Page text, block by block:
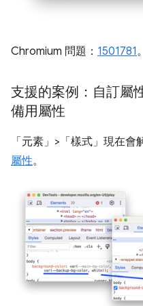
Chromium 問題： 1501781。
支援的案例：自訂屬
備用屬性
「元素」>「樣式」現在會
屬性。